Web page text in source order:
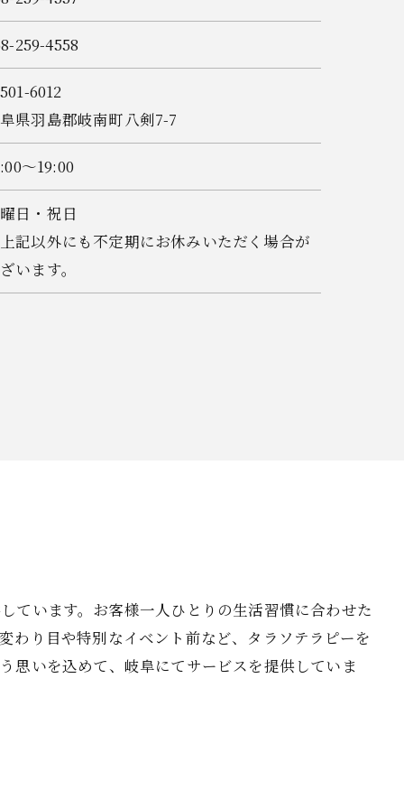
259-4558
6012
県羽島郡岐南町八剣7-7
～19:00
日・祝日
記以外にも不定期にお休みいただく場合が
います。
ています。お客様一人ひとりの生活習慣に合わせた
わり目や特別なイベント前など、タラソテラピーを
思いを込めて、岐阜にてサービスを提供していま